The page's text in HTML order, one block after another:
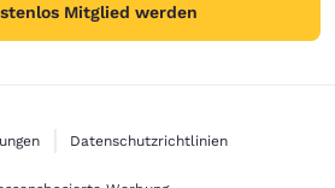
Mitglied werden
Datenschutzrichtlinien